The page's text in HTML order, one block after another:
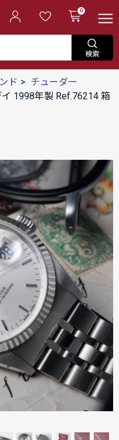
0
ド
チューダー
1998年製 Ref.76214 箱